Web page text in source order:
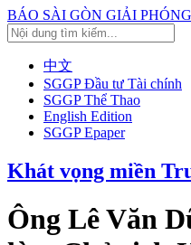
BÁO SÀI GÒN GIẢI PHÓNG
中文
SGGP Đầu tư Tài chính
SGGP Thể Thao
English Edition
SGGP Epaper
Khát vọng miền
Ông Lê Văn